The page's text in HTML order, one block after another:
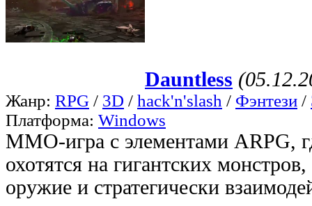
Dauntless
Жанр: RPG / 3D / hack'n'slash / Фэнтези /
Платформа: Windows
ММО-игра с элементами ARPG,
охотятся на гигантских
оружие и стратегически